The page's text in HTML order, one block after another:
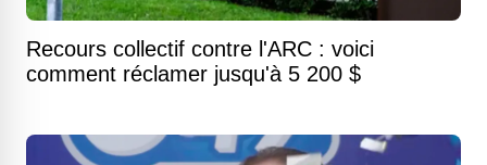
Recours collectif contre l'ARC : voici
comment réclamer jusqu'à 5 200 $